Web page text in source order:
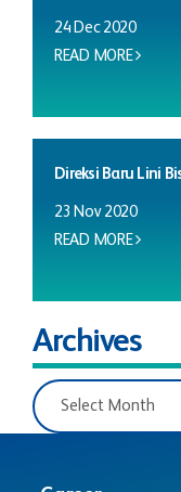
24 Dec 2020
READ MORE
Direksi Baru Lini
23 Nov 2020
READ MORE
Archives